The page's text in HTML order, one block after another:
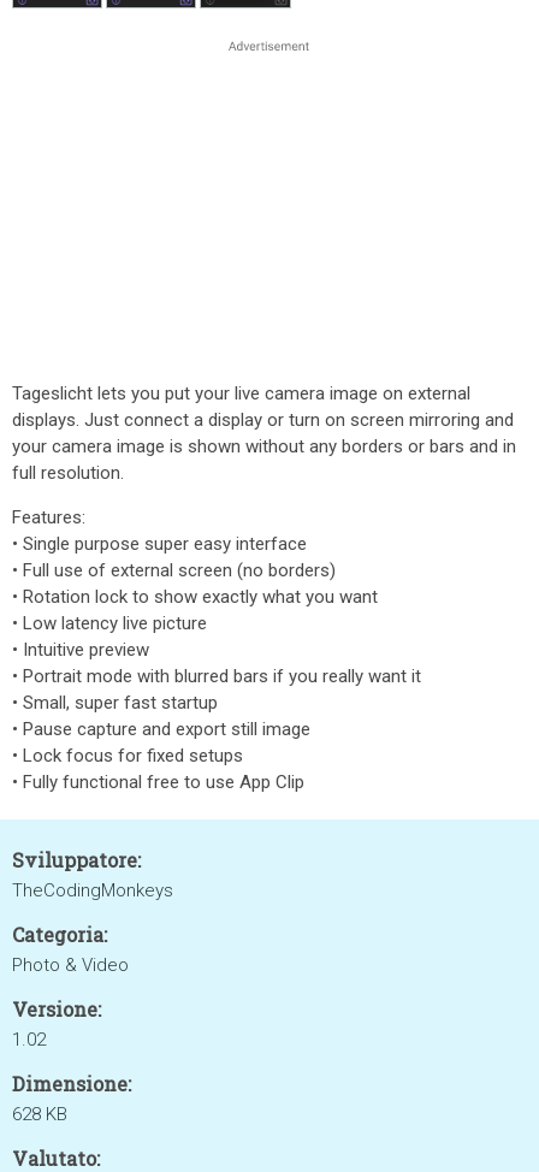
Tageslicht lets you put your live camera image on external
displays. Just connect a display or turn on screen mirroring and
your camera image is shown without any borders or bars and in
full resolution.
Features:
• Single purpose super easy interface
• Full use of external screen (no borders)
• Rotation lock to show exactly what you want
• Low latency live picture
• Intuitive preview
• Portrait mode with blurred bars if you really want it
• Small, super fast startup
• Pause capture and export still image
• Lock focus for fixed setups
• Fully functional free to use App Clip
Sviluppatore:
TheCodingMonkeys
Categoria:
Photo & Video
Versione:
1.02
Dimensione:
628 KB
Valutato: